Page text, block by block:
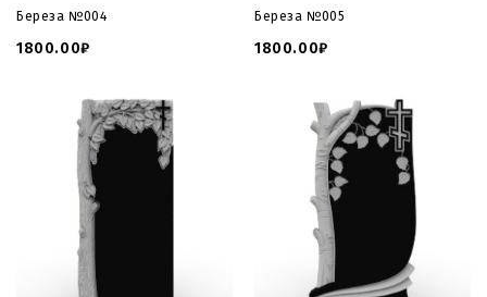
Береза №004
1800.00₽
Береза №005
1800.00₽